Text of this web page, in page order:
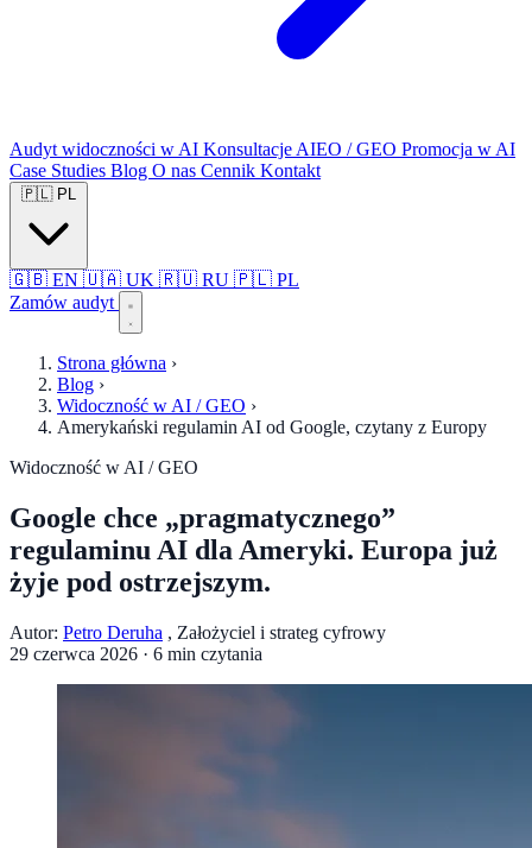
Audyt widoczności w AI Konsultacje AIEO / GEO Promocja w AI
Case Studies Blog O nas Cennik Kontakt
🇵🇱 PL
🇬🇧 EN 🇺🇦 UK 🇷🇺 RU 🇵🇱 PL
Zamów audyt
Strona główna ›
Blog ›
Widoczność w AI / GEO ›
Amerykański regulamin AI od Google, czytany z Europy
Widoczność w AI / GEO
Google chce „pragmatycznego”
regulaminu AI dla Ameryki. Europa już
żyje pod ostrzejszym.
Autor: Petro Deruha , Założyciel i strateg cyfrowy
29 czerwca 2026 · 6 min czytania